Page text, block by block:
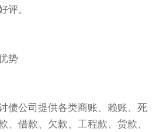
评。
势
债公司提供各类商账、赖账、死
、借款、欠款、工程款、货款、